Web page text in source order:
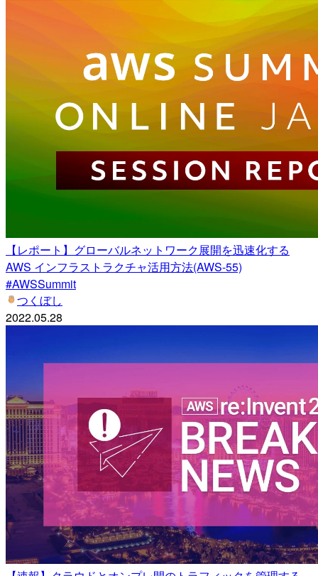
【レポート】グローバルネットワーク展開を迅速化する
AWS インフラストラクチャ活用方法(AWS-55)
#AWSSummit
つくぼし
2022.05.28